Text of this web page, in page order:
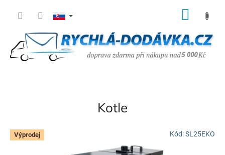
Kotle
Výprodej Kód:SL25EKO